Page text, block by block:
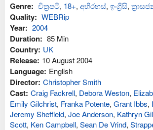
Genre: චිත්‍රපටි, 18+, අභිරහස්, ඉංග්‍රිසි,
Quality: WEBRip
Year: 2004
Duration: 85 Min
Country: UK
Release: 10 August 2004
Language: English
Director: Christopher Smith
Cast: Craig Fackrell, Debora Weston,
Emily Gilchrist, Franka Potente, Grant Ibbs,
Jeremy Sheffield, Joe Anderson, Kathryn
Scott, Ken Campbell, Sean De Vrind,